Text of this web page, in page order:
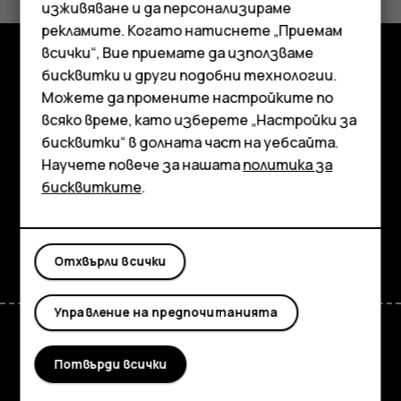
Смартфони
Мобилни телефони
Аксесоари
Таблети
Да Не
Изследвайте
Информация
Planet and people
Поддръжка
FacebookInstagram
TiktokYoutubeLinkedinDiscord
Bulgaria
изживяване и да персонализираме
рекламите. Когато натиснете „Приемам
всички“, Вие приемате да използваме
бисквитки и други подобни технологии.
Можете да промените настройките по
всяко време, като изберете „Настройки за
бисквитки“ в долната част на уебсайта.
Научете повече за нашатаполитика за
бисквитките.
Отхвърли всички
Управление на предпочитанията
Потвърди всички